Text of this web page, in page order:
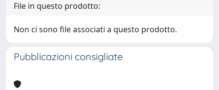
File in questo prodotto:
Non ci sono file associati a questo prodotto.
Pubblicazioni consigliate